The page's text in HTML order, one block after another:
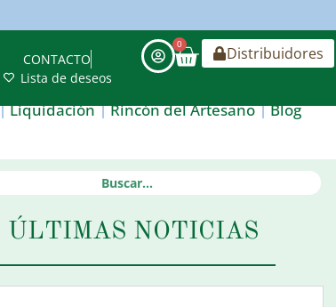
CONTACTO
Lista de deseos
0 Distribuidores
Liquidación Rincón del Artesano Blog
ÚLTIMAS NOTICIAS